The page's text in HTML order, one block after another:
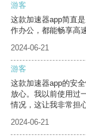
游客
这款加速器app简直
作办公，都能畅享高
2024-06-21
游客
这款加速器app的安
放心。我以前使用过
情况，这让我非常担心
2024-06-21